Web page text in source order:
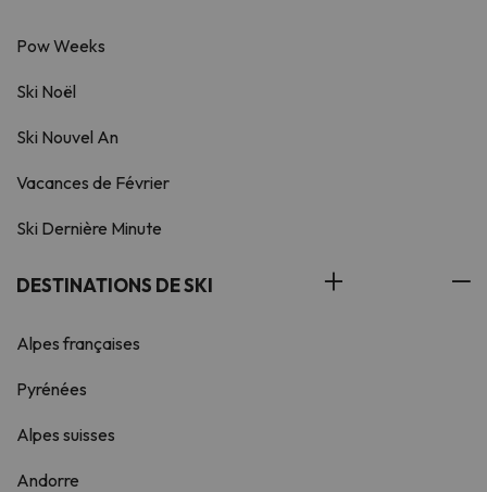
Pow Weeks
Ski Noël
Ski Nouvel An
Vacances de Février
Ski Dernière Minute
DESTINATIONS DE SKI
Alpes françaises
Pyrénées
Alpes suisses
Andorre